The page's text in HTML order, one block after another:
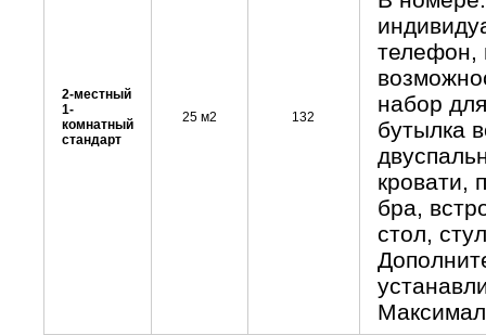
2-местный
1-
комнатный
стандарт
25 м2 132
телефон,
набор
бутылка
кровати,
бра,
стол,